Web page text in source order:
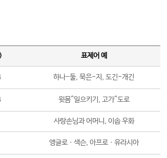
표제어 예
하나-둘, 묵은-지, 도긴-개긴
윗몸^일으키기, 고가^도로
사랑손님과 어머니, 이솝 우화
앵글로ㆍ색슨, 아프로ㆍ유라시아